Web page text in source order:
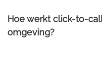
Hoe werkt click-to-
omgeving?